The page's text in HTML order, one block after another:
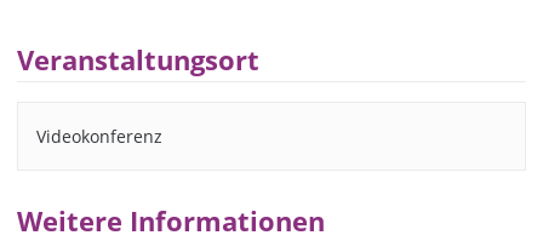
Veranstaltungsort
Videokonferenz
Weitere Informationen